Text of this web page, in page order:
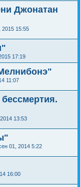
Джонатан
2015 15:55
17:19
11:07
13:53
01, 2014 5:22
16:00